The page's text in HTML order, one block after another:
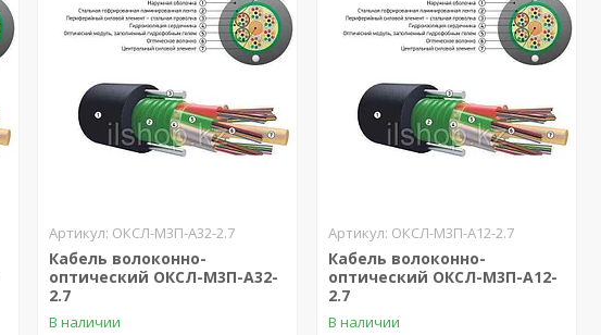
ОКСЛ-М3П-А32-2.7
Кабель волоконно-
оптический ОКСЛ-М3П-А32-
2.7
В наличии
ОКСЛ-М3П-А12-2.7
Кабель волоконно-
оптический ОКСЛ-М3П-А12-
2.7
В наличии